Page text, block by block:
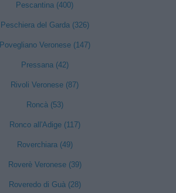
Pescantina (400)
Peschiera del Garda (326)
Povegliano Veronese (147)
Pressana (42)
Rivoli Veronese (87)
Roncà (53)
Ronco all'Adige (117)
Roverchiara (49)
Roverè Veronese (39)
Roveredo di Guà (28)